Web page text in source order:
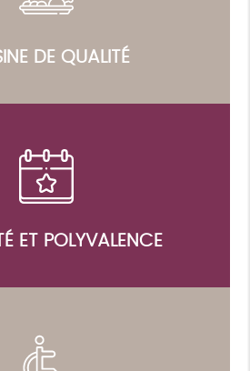
DE QUALITÉ
ET POLYVALENCE